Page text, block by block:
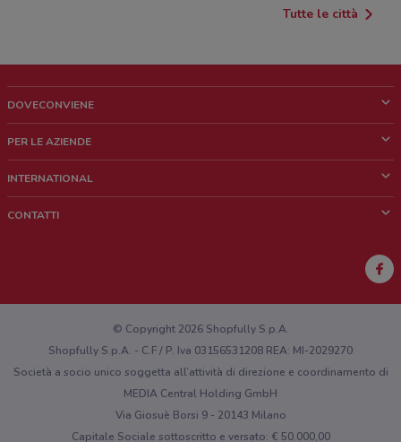
Tutte le città
DOVECONVIENE
Chi siamo
Lavora con noi
PER LE AZIENDE
Richieste commerciali e marketing
INTERNATIONAL
CONTATTI
Hai un malfunzionamento sul web o sull'app?
© Copyright 2026 Shopfully S.p.A.
Shopfully S.p.A. - C.F / P. Iva 03156531208 REA: MI-2029270
Società a socio unico soggetta all’attività di direzione e coordinamento di
MEDIA Central Holding GmbH
Via Giosuè Borsi 9 - 20143 Milano
Capitale Sociale sottoscritto e versato: € 50.000,00